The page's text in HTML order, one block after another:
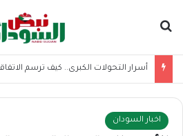
اخبار السودان